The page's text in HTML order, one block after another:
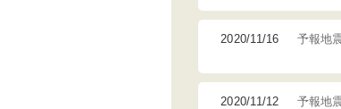
2020/11/16 予報地
2020/11/12 予報地